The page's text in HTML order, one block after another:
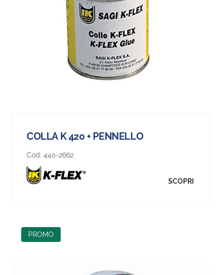
COLLA K 420 + PENNELLO
Cod: 440-2662
SCOPRI
PROMO